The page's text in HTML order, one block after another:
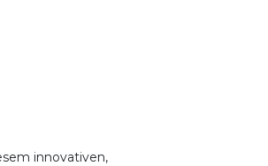
innovativen,